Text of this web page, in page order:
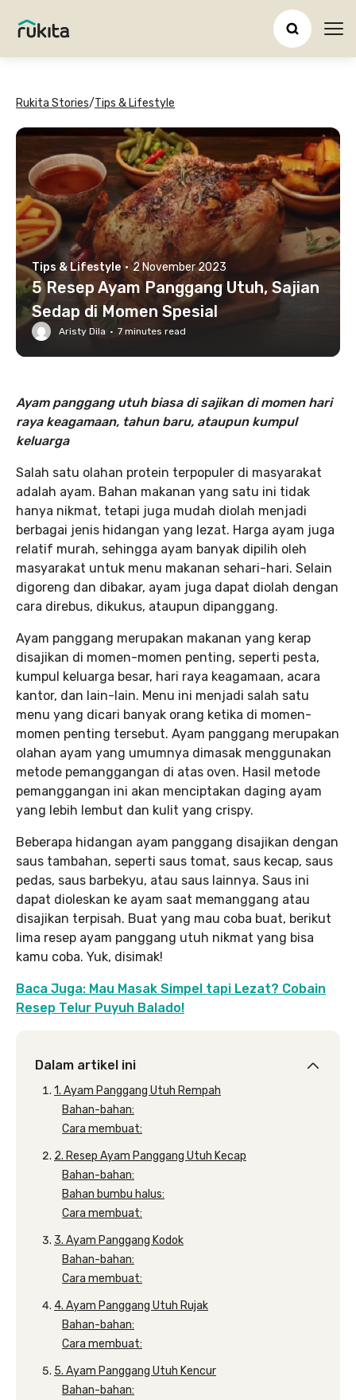
Rukita Stories/Tips & Lifestyle
Tips & Lifestyle · 2 November 2023
5 Resep Ayam Panggang Utuh, Sajian
Sedap di Momen Spesial
Aristy Dila · 7 minutes read
Ayam panggang utuh biasa di sajikan di momen hari
raya keagamaan, tahun baru, ataupun kumpul
keluarga
Salah satu olahan protein terpopuler di masyarakat
adalah ayam. Bahan makanan yang satu ini tidak
hanya nikmat, tetapi juga mudah diolah menjadi
berbagai jenis hidangan yang lezat. Harga ayam juga
relatif murah, sehingga ayam banyak dipilih oleh
masyarakat untuk menu makanan sehari-hari. Selain
digoreng dan dibakar, ayam juga dapat diolah dengan
cara direbus, dikukus, ataupun dipanggang.
Ayam panggang merupakan makanan yang kerap
disajikan di momen-momen penting, seperti pesta,
kumpul keluarga besar, hari raya keagamaan, acara
kantor, dan lain-lain. Menu ini menjadi salah satu
menu yang dicari banyak orang ketika di momen-
momen penting tersebut. Ayam panggang merupakan
olahan ayam yang umumnya dimasak menggunakan
metode pemanggangan di atas oven. Hasil metode
pemanggangan ini akan menciptakan daging ayam
yang lebih lembut dan kulit yang crispy.
Beberapa hidangan ayam panggang disajikan dengan
saus tambahan, seperti saus tomat, saus kecap, saus
pedas, saus barbekyu, atau saus lainnya. Saus ini
dapat dioleskan ke ayam saat memanggang atau
disajikan terpisah. Buat yang mau coba buat, berikut
lima resep ayam panggang utuh nikmat yang bisa
kamu coba. Yuk, disimak!
Baca Juga: Mau Masak Simpel tapi Lezat? Cobain
Resep Telur Puyuh Balado!
Dalam artikel ini
1. Ayam Panggang Utuh Rempah
Bahan-bahan:
Cara membuat:
2. Resep Ayam Panggang Utuh Kecap
Bahan-bahan:
Bahan bumbu halus:
Cara membuat:
3. Ayam Panggang Kodok
Bahan-bahan:
Cara membuat:
4. Ayam Panggang Utuh Rujak
Bahan-bahan:
Cara membuat:
5. Ayam Panggang Utuh Kencur
Bahan-bahan: